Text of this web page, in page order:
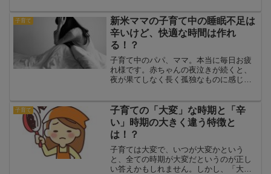
うにかして泣き止ませてあげたくて四苦
八苦。あぶなっかしくて目...
子育て
新米ママの子育て中の睡眠不足は
辛いけど、快適な時間は作れ
る！？
子育て中のパパ、ママ。本当に毎日お疲
れ様です。赤ちゃんの夜泣きが続くと、
夜が果てしなく長く孤独なものに感じる
し、育児をされているママさんは毎日本
当に頑張っていますね。寝...
子育て
子育ての「大変」な時期と「辛
い」時期の大きく違う特徴と
は！？
子育ては大変で、いつが大変かという
と、全ての時期が大変だというのが正し
い答えかもしれません。しかし、「大